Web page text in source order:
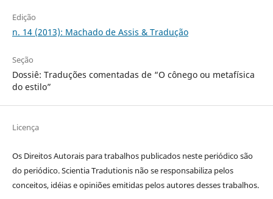
Edição
n. 14 (2013): Machado de Assis & Tradução
Seção
Dossiê: Traduções comentadas de “O cônego ou metafísica
do estilo”
Licença
Os Direitos Autorais para trabalhos publicados neste periódico são
do periódico. Scientia Tradutionis não se responsabiliza pelos
conceitos, idéias e opiniões emitidas pelos autores desses trabalhos.